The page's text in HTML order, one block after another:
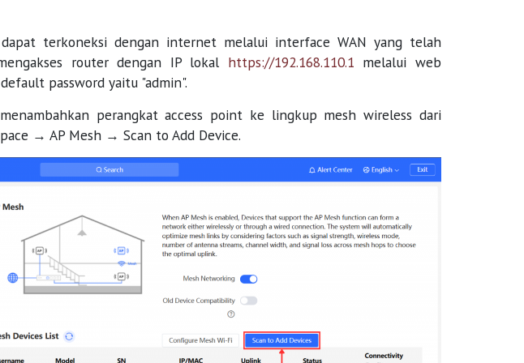
terkoneksi dengan internet melalui interface WAN yang telah
router dengan IP lokal https://192.168.110.1 melalui web
password yaitu "admin".
perangkat access point ke lingkup mesh wireless dari
→ AP Mesh → Scan to Add Device.